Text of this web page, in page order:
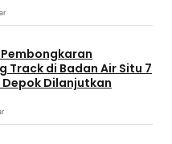
Track di Badan Air Situ 7
Dilanjutkan